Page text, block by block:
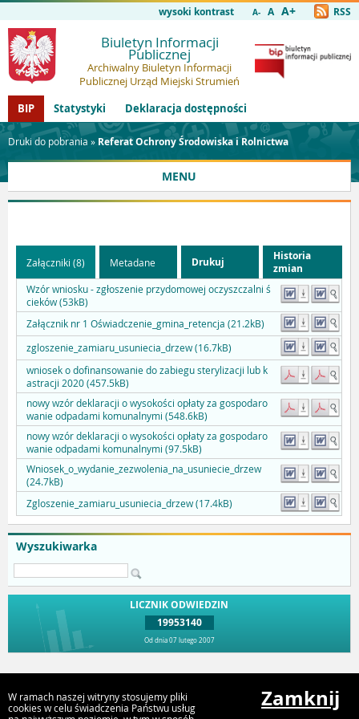
wysoki kontrast A- A A+ RSS
Biuletyn Informacji
Publicznej
Archiwalny Biuletyn Informacji
Publicznej Urząd Miejski Strumień
BIP
Statystyki Deklaracja dostępności
Druki do pobrania » Referat Ochrony Środowiska i Rolnictwa
MENU
Wyszukiwarka
LICZNIK ODWIEDZIN
19953140
Od dnia 07 lutego 2007
Załączniki (8) Metadane Drukuj
Historia
zmian
Wzór wniosku - zgłoszenie przydomowej oczyszczalni ś
cieków (53kB)
Załącznik nr 1 Oświadczenie_gmina_retencja (21.2kB)
zgloszenie_zamiaru_usuniecia_drzew (16.7kB)
wniosek o dofinansowanie do zabiegu sterylizacji lub k
astracji 2020 (457.5kB)
nowy wzór deklaracji o wysokości opłaty za gospodaro
wanie odpadami komunalnymi (548.6kB)
nowy wzór deklaracji o wysokości opłaty za gospodaro
wanie odpadami komunalnymi (97.5kB)
Wniosek_o_wydanie_zezwolenia_na_usuniecie_drzew
(24.7kB)
Zgloszenie_zamiaru_usuniecia_drzew (17.4kB)
W ramach naszej witryny stosujemy pliki
cookies w celu świadczenia Państwu usług
Zamknij